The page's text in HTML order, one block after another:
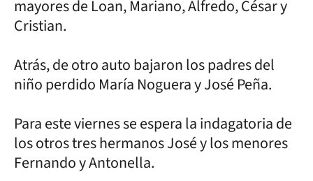
mayores de Loan, Mariano, Alfredo, César y
Cristian.
Atrás, de otro auto bajaron los padres del
niño perdido María Noguera y José Peña.
Para este viernes se espera la indagatoria de
los otros tres hermanos José y los menores
Fernando y Antonella.